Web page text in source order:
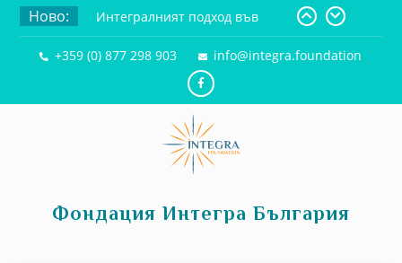
Ново:
Интегралният подход във
време на промени и
предизвикателства
Интегрален и контактен подход
– есенциални принципи и
Чарлс Пърс – гений,
изпреварил своето време
+359 (0) 877 298 903 info@integra.foundation
Фондация Интегра България